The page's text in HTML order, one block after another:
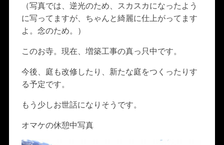
（写真では、逆光のため、スカスカになったよう
に写ってますが、ちゃんと綺麗に仕上がってます
よ。念のため。）
このお寺。現在、増築工事の真っ只中です。
今後、庭も改修したり、新たな庭をつくったりす
る予定です。
もう少しお世話になりそうです。
オマケの休憩中写真